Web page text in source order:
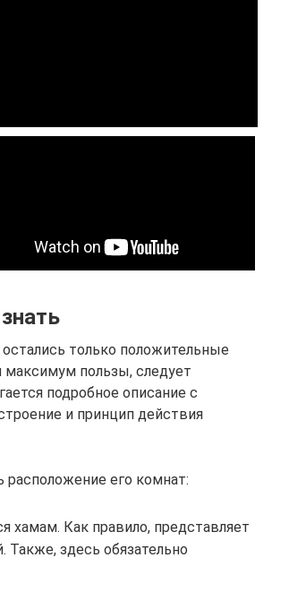
только положительные
максимум пользы, следует
подробное описание с
и принцип действия
расположение его комнат:
хамам. Как правило, представляет
Также, здесь обязательно